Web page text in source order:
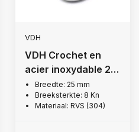
VDH
VDH Crochet en
acier inoxydable 25
mm, 800 kg
Breedte: 25 mm
Breeksterkte: 8 Kn
Materiaal: RVS (304)